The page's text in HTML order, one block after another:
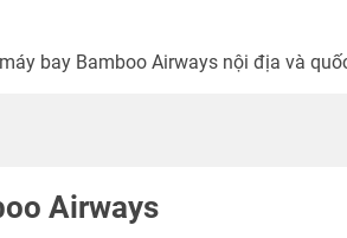
bay Bamboo Airways nội địa và
AirwaysTƯ VẤN NGAY
TƯ VẤN NGAY
TƯ VẤN NGAY